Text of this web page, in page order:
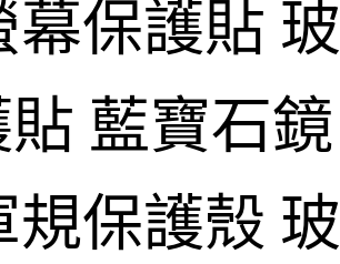
保護貼 玻
藍寶石鏡
保護殼 玻